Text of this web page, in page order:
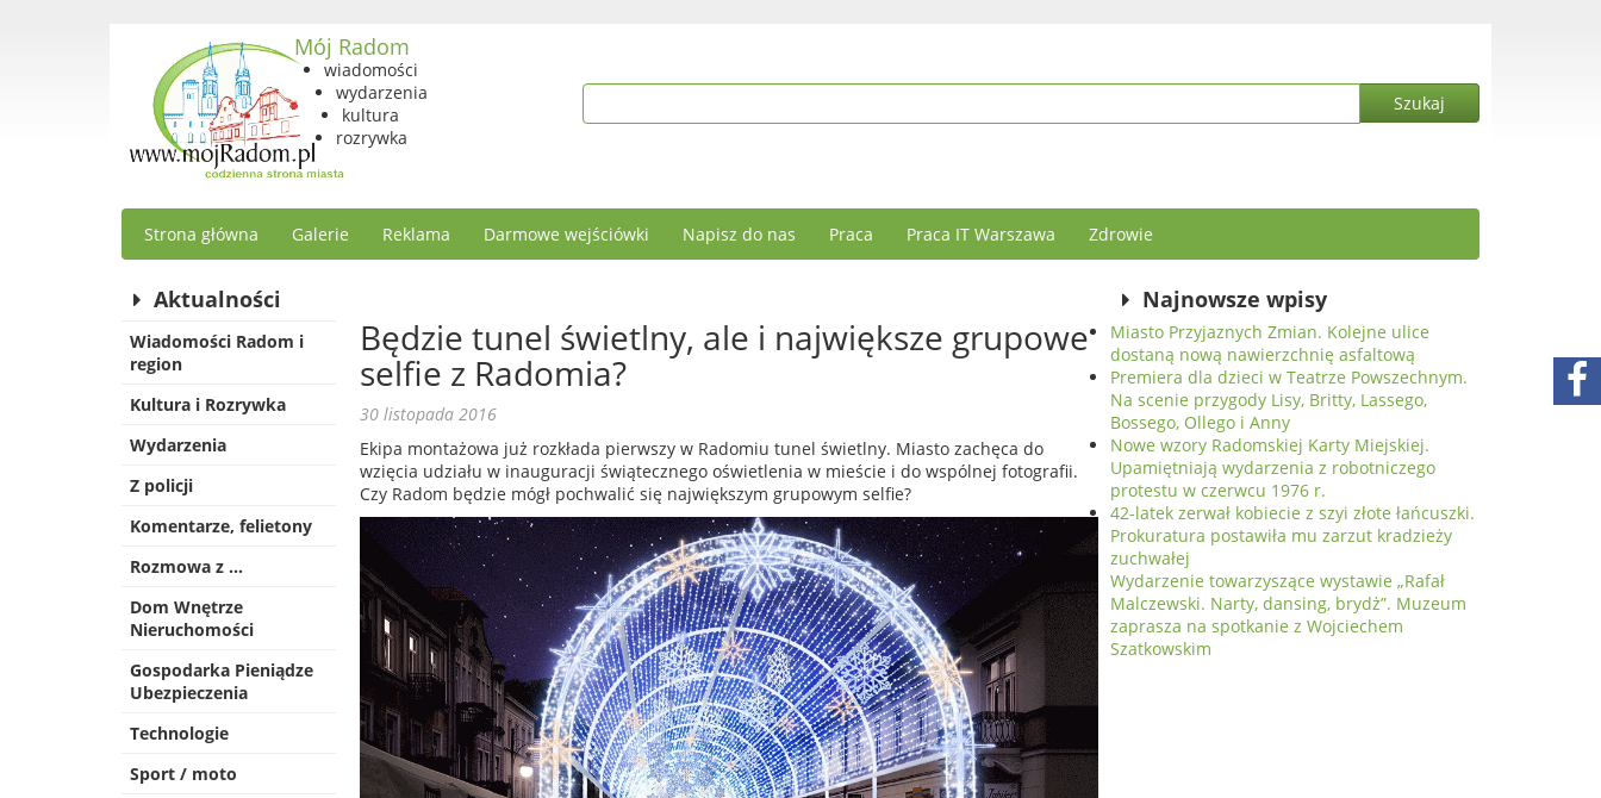
Mój Radom
wiadomości
wydarzenia
kultura
rozrywka
Strona główna Galerie Reklama Darmowe wejściówki Napisz do nas Praca Praca IT Warszawa Zdrowie
Aktualności
Wiadomości Radom i
region
Kultura i Rozrywka
Wydarzenia
Z policji
Komentarze, felietony
Rozmowa z …
Dom Wnętrze
Nieruchomości
Gospodarka Pieniądze
Ubezpieczenia
Technologie
Sport / moto
Będzie tunel świetlny, ale i największe grupowe
selfie z Radomia?
30 listopada 2016
Ekipa montażowa już rozkłada pierwszy w Radomiu tunel świetlny. Miasto zachęca do
wzięcia udziału w inauguracji świątecznego oświetlenia w mieście i do wspólnej fotografii.
Czy Radom będzie mógł pochwalić się największym grupowym selfie?
Najnowsze wpisy
Miasto Przyjaznych Zmian. Kolejne ulice
dostaną nową nawierzchnię asfaltową
Premiera dla dzieci w Teatrze Powszechnym.
Na scenie przygody Lisy, Britty, Lassego,
Bossego, Ollego i Anny
Nowe wzory Radomskiej Karty Miejskiej.
Upamiętniają wydarzenia z robotniczego
protestu w czerwcu 1976 r.
42-latek zerwał kobiecie z szyi złote łańcuszki.
Prokuratura postawiła mu zarzut kradzieży
zuchwałej
Wydarzenie towarzyszące wystawie „Rafał
Malczewski. Narty, dansing, brydż”. Muzeum
zaprasza na spotkanie z Wojciechem
Szatkowskim